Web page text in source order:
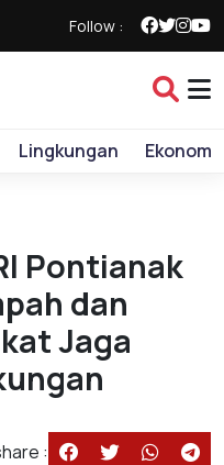
Follow :
Lingkungan Ekonomi
Pontianak
dan
Jaga
: